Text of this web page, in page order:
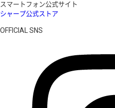
スマートフォン公式サイト
シャープ公式ストア
OFFICIAL SNS